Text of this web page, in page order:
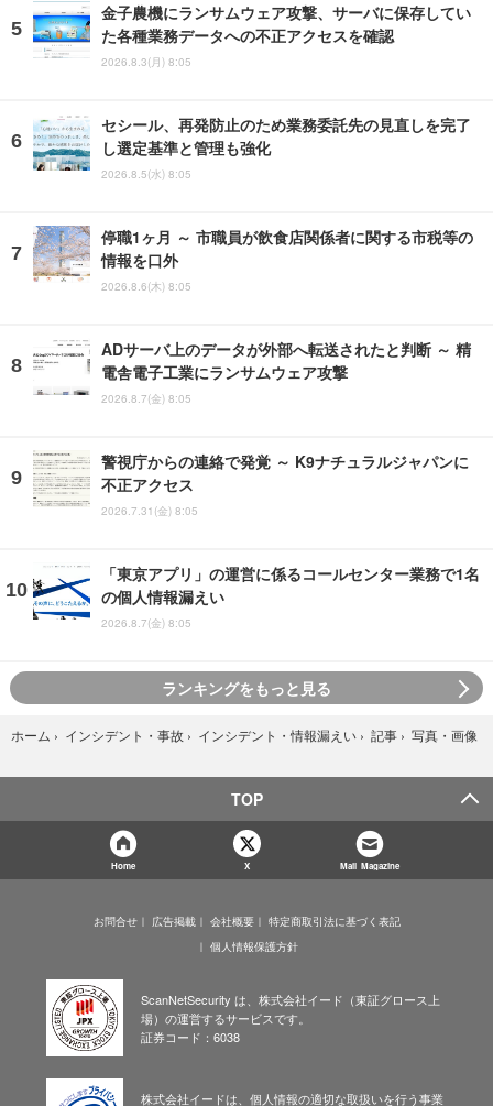
金子農機にランサムウェア攻撃、サーバに保存してい
た各種業務データへの不正アクセスを確認
2026.8.3(月) 8:05
セシール、再発防止のため業務委託先の見直しを完了
し選定基準と管理も強化
2026.8.5(水) 8:05
停職1ヶ月 ～ 市職員が飲食店関係者に関する市税等の
情報を口外
2026.8.6(木) 8:05
ADサーバ上のデータが外部へ転送されたと判断 ～ 精
電舎電子工業にランサムウェア攻撃
2026.8.7(金) 8:05
警視庁からの連絡で発覚 ～ K9ナチュラルジャパンに
不正アクセス
2026.7.31(金) 8:05
「東京アプリ」の運営に係るコールセンター業務で1名
の個人情報漏えい
2026.8.7(金) 8:05
ランキングをもっと見る
ホーム › インシデント・事故 › インシデント・情報漏えい › 記事 › 写真・画像
TOP
Home X Mail Magazine
お問合せ 広告掲載 会社概要
特定商取引法に基づく表記
個人情報保護方針
ScanNetSecurity は、株式会社イード（東証グロース上
場）の運営するサービスです。
証券コード：6038
株式会社イードは、個人情報の適切な取扱いを行う事業